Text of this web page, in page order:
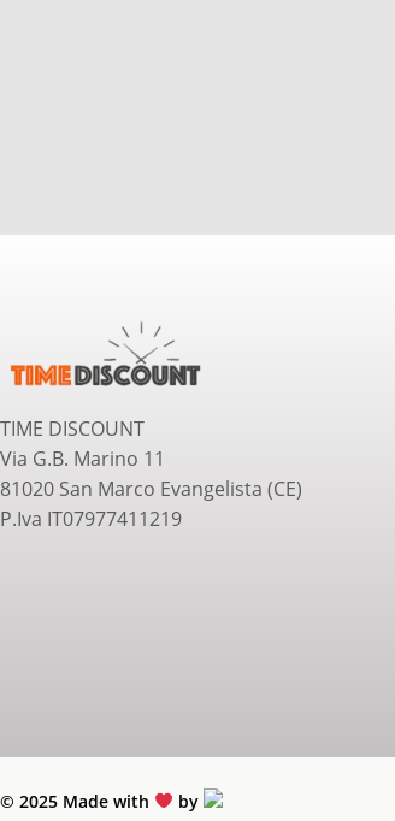
TIME DISCOUNT
Via G.B. Marino 11
81020 San Marco Evangelista (CE)
P.Iva IT07977411219
© 2025 Made with by